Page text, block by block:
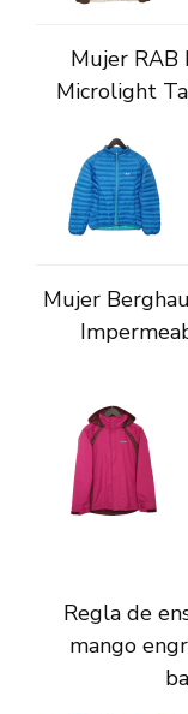
Mujer RAB
Microlight
Mujer
Regla de
mango